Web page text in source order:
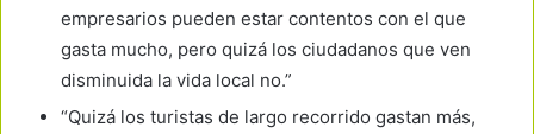
empresarios pueden estar contentos con el que
gasta mucho, pero quizá los ciudadanos que ven
disminuida la vida local no.”
“Quizá los turistas de largo recorrido gastan más,